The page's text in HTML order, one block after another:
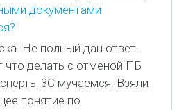
документами
Не полный дан ответ.
что делать с отменой ПБ
3С мучаемся. Взяли
понятие по